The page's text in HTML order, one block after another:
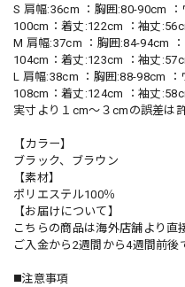
S 肩幅:36cm ：胸囲:80-90cm
100cm：着丈:122cm ：袖丈
M 肩幅:37cm ：胸囲:84-94cm
104cm：着丈:123cm ：袖丈
L 肩幅:38cm ：胸囲:88-98cm
108cm：着丈:124cm ：袖丈
実寸より１cm〜３cmの誤差は
【カラー】
ブラック、ブラウン
【素材】
ポリエステル100％
【お届けについて】
こちらの商品は海外店舗より直
ご入金から2週間から4週間前後
◼️注意事項